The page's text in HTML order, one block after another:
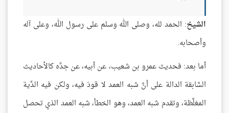
الشيخ: الحمد لله، وصلى الله وسلم على رسول الله، وعلى آله
وأصحابه.
أما بعد: فحديث عمرو بن شعيب، عن أبيه، عن جدِّه كالأحاديث
السَّابقة الدالة على أنَّ شبه العمد لا قودَ فيه، ولكن فيه الدِّية
المغلَّظة، وتقدم شبه العمد، وهو الخطأ، شبه العمد الذي تحصل